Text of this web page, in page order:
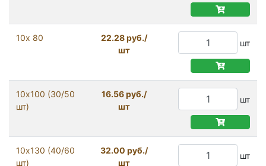
10х 80
22.28 руб./
шт
шт
10х100 (30/50
шт)
16.56 руб./
шт
шт
10х130 (40/60
шт)
32.00 руб./
шт
шт